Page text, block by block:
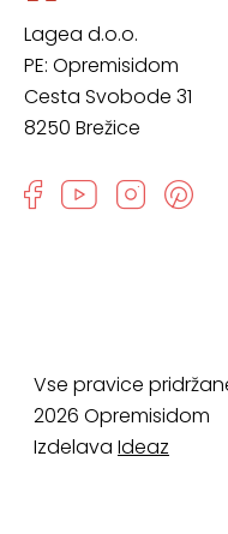
Lagea d.o.o.
PE: Opremisidom
Cesta Svobode 31
8250 Brežice
Vse pravice
2026 Opremisidom
Izdelava Ideaz